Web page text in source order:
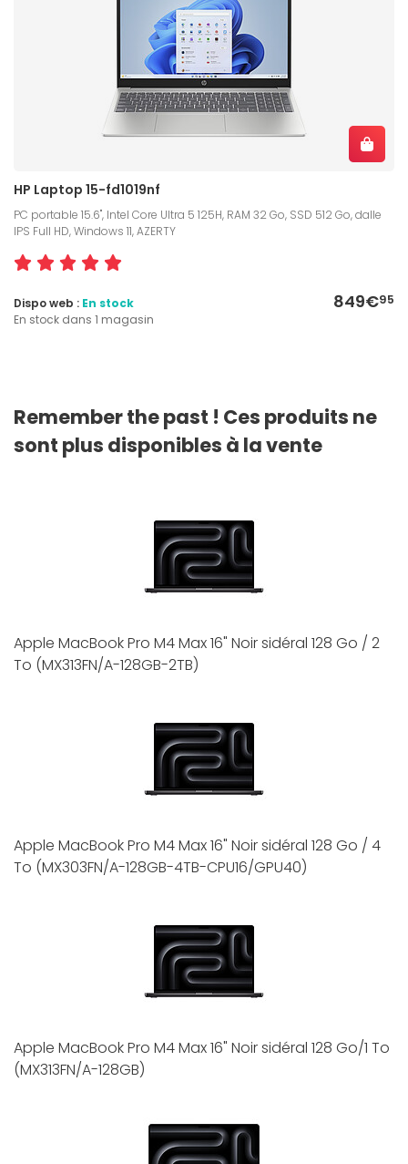
HP Laptop 15-fd1019nf
PC portable 15.6", Intel Core Ultra 5 125H, RAM 32 Go, SSD 512 Go, dalle
IPS Full HD, Windows 11, AZERTY
849€95
Dispo web : En stock
En stock dans 1 magasin
Remember the past ! Ces produits ne
sont plus disponibles à la vente
Apple MacBook Pro M4 Max 16" Noir sidéral 128 Go / 2
To (MX313FN/A-128GB-2TB)
Apple MacBook Pro M4 Max 16" Noir sidéral 128 Go / 4
To (MX303FN/A-128GB-4TB-CPU16/GPU40)
Apple MacBook Pro M4 Max 16" Noir sidéral 128 Go/1 To
(MX313FN/A-128GB)